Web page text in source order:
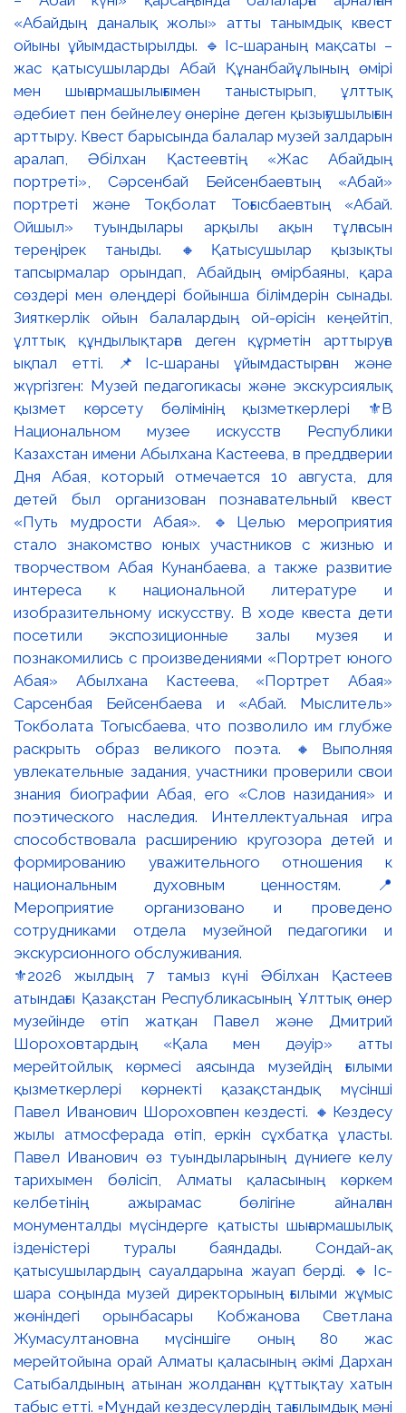
Выставка, которая продолжается в городе
⚜️Сегодня в Национальном музее искусств имени
Абылхана Кастеева состоялся первый кураторский
тур по выставке «Город и время Павла и Дмитрия
Шороховых». 🔹И это был особенный тур: вместе
с участниками выставку прошёл сам Павел
Иванович Шорохов — автор произведений,
которые уже несколько десятилетий живут в
городском пространстве Алматы. 🔸Мы говорили о
скульптуре, о творческом пути художника, о том,
как рождаются произведения и как меняется их
восприятие со временем. А главное — о городе,
который стал одним из главных героев творчества
Павла Шорохова. 📌Но на этом маршрут не
закончился. После музея участники вместе с
@evgeniiamorozova2650 и командой
@almaty.tourstudio отправились в город — увидеть
скульптуры Павла Шорохова там, где они
находятся в повседневной жизни алматинцев.
Основой для продолжения маршрута стал наш
проект «10 скульптур Павла Шорохова, которые
обязательно нужно увидеть в Алматы». Так
выставка выходит за пределы музейного
пространства и возвращает нас в город — к
произведениям, которые мы привыкли видеть, но не
всегда знаем их историю. 📌Следующий
кураторский тур состоится уже в следующую
субботу, 15 августа, в 15:00. Если вам интересно
узнать, как создавались скульптуры Шорохова,
почему они появились именно в этих местах и какие
истории скрываются за знакомыми городскими
образами, — присоединяйтесь. 📍 Национальный
музей искусств РК имени Абылхана Кастеева 🗓 15
августа, суббота ⏰ 15:00 Приходите смотреть на
Алматы внимательнее вместе с куратором